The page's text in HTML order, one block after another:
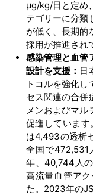
μg/kg/日と定め
テゴリーに分類
が低く、長期的
採用が推進され
感染管理と血管
設計を支援： 日
トコルを強化
セス関連の合併
メンおよびマ
促進していま
は4,493の透析
全国で472,531
年、40,744人
高流量血管ア
た。2023年の